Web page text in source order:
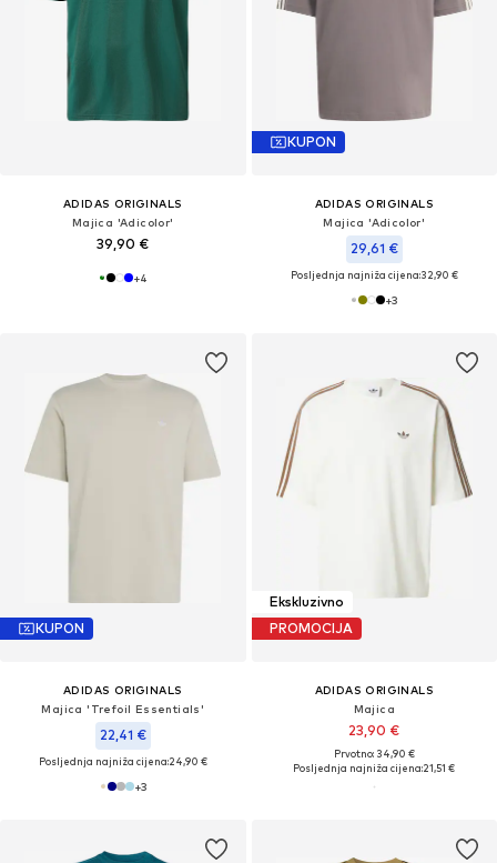
ADIDAS ORIGINALS
Majica 'Adicolor'
39,90 €
+4
KUPON
ADIDAS ORIGINALS
Majica 'Adicolor'
29,61 €
Posljednja najniža cijena:32,90 €
+3
KUPON
ADIDAS ORIGINALS
Majica 'Trefoil Essentials'
22,41 €
Posljednja najniža cijena:24,90 €
+3
Ekskluzivno
PROMOCIJA
ADIDAS ORIGINALS
Majica
23,90 €
Prvotno: 34,90 €
Posljednja najniža cijena:21,51 €